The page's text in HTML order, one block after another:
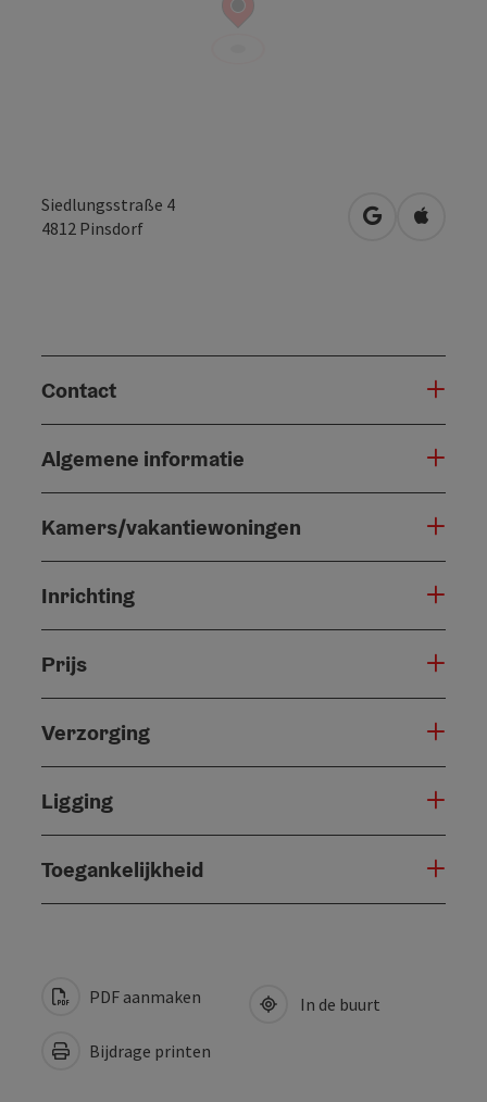
Siedlungsstraße 4
4812 Pinsdorf Openen in
Contact
Algemene informatie
Kamers/vakantiewoningen
Inrichting
Prijs
Verzorging
Ligging
Toegankelijkheid
PDF aanmaken
Bijdrage printen
In de buurt